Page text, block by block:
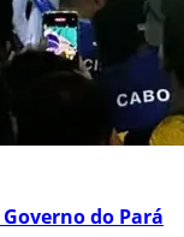
do Pará